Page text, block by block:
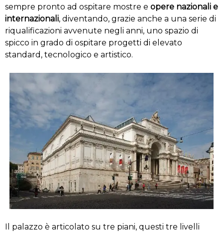
sempre pronto ad ospitare mostre e opere nazionali e
internazionali, diventando, grazie anche a una serie di
riqualificazioni avvenute negli anni, uno spazio di
spicco in grado di ospitare progetti di elevato
standard, tecnologico e artistico.
Il palazzo è articolato su tre piani, questi tre livelli